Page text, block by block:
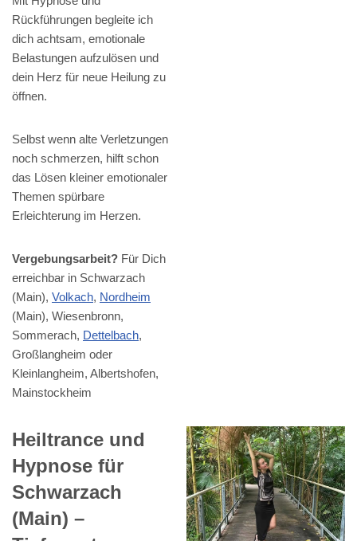
Rückführungen begleite ich
dich achtsam, emotionale
Belastungen aufzulösen und
dein Herz für neue Heilung zu
öffnen.
Selbst wenn alte Verletzungen
noch schmerzen, hilft schon
das Lösen kleiner emotionaler
Themen spürbare
Erleichterung im Herzen.
Vergebungsarbeit? Für Dich
erreichbar in Schwarzach
(Main), Volkach, Nordheim
(Main), Wiesenbronn,
Sommerach, Dettelbach,
Großlangheim oder
Kleinlangheim, Albertshofen,
Mainstockheim
Heiltrance und
Hypnose für
Schwarzach
(Main) –